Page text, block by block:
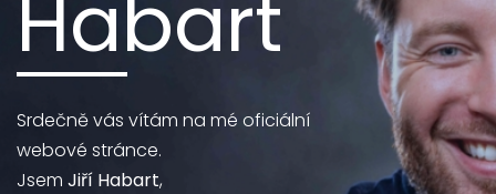
Habart
Srdečně vás vítám na mé oficiální
webové stránce.
Jsem Jiří Habart,